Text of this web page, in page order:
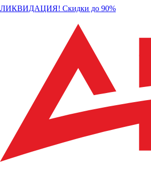
ЛИКВИДАЦИЯ! Скидки до 90%